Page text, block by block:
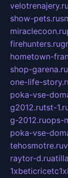
velotrenajery.ru
show-pets.ru
miraclecoon.ru
firehunters.ru
hometown-
shop-garena.ru
one-life-
poka-vse-
g2012.rutst-
g-2012.ruops-
poka-vse-
tehosmotre.ru
raytor-d.ru